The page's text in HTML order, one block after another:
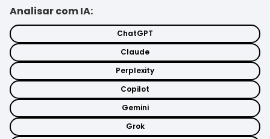
Analisar com IA:
ChatGPT
Claude
Perplexity
Copilot
Gemini
Grok